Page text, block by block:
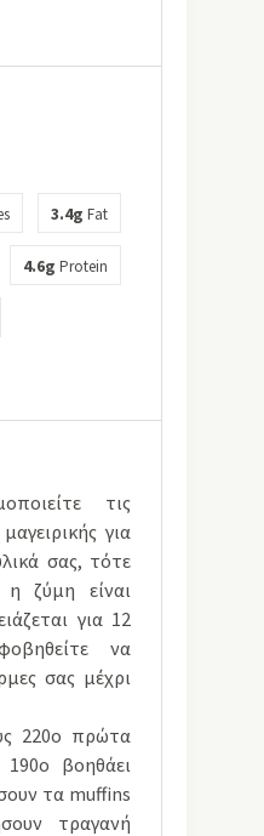
3.4g Fat
4.6g Protein
τις
για
σας, τότε
ζύμη είναι
για 12
να
σας μέχρι
220ο πρώτα
βοηθάει
τα muffins
τραγανή